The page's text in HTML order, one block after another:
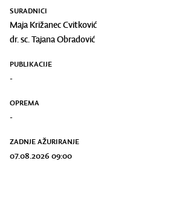
SURADNICI
Maja Križanec Cvitković
dr. sc. Tajana Obradović
PUBLIKACIJE
-
OPREMA
-
ZADNJE AŽURIRANJE
07.08.2026 09:00